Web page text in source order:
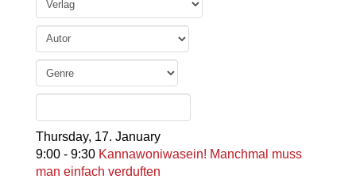
Thursday, 17. January
9:00- 9:30 Kannawoniwasein! Manchmal muss
man einfach verduften